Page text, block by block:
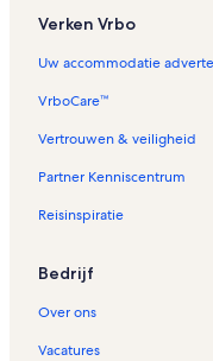
Verken Vrbo
Uw accommodatie
VrboCare™
Vertrouwen & veiligheid
Partner Kenniscentrum
Reisinspiratie
Bedrijf
Over ons
Vacatures